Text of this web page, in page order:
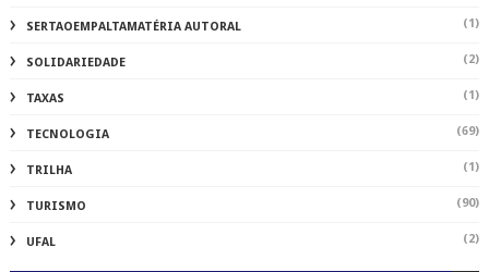
SERTAOEMPALTAMATÉRIA AUTORAL (1)
SOLIDARIEDADE (2)
TAXAS (1)
TECNOLOGIA (69)
TRILHA (1)
TURISMO (90)
UFAL (2)